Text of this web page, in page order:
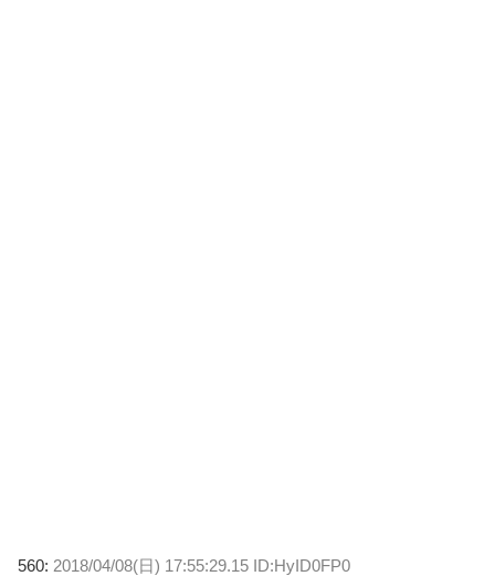
560: 2018/04/08(日) 17:55:29.15 ID:HyID0FP0